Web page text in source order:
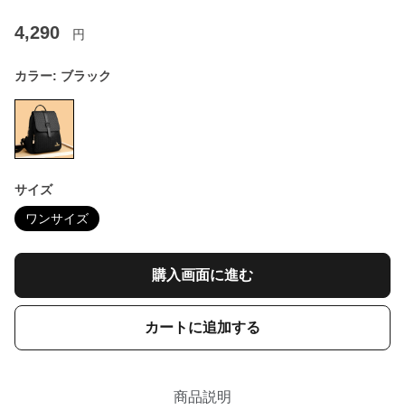
4,290 円
カラー: ブラック
サイズ
ワンサイズ
購入画面に進む
カートに追加する
商品説明